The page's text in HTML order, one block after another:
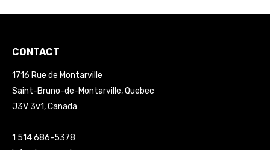
CONTACT
1716 Rue de Montarville
Saint-Bruno-de-Montarville, Quebec
J3V 3v1, Canada
1 514 686-5378